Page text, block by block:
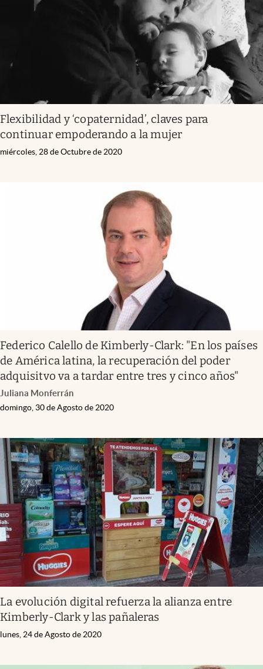
Flexibilidad y ‘copaternidad’, claves para
continuar empoderando a la mujer
miércoles, 28 de Octubre de 2020
Federico Calello de Kimberly-Clark: "En los países
de América latina, la recuperación del poder
adquisitvo va a tardar entre tres y cinco años"
Juliana Monferrán
domingo, 30 de Agosto de 2020
La evolución digital refuerza la alianza entre
Kimberly-Clark y las pañaleras
lunes, 24 de Agosto de 2020